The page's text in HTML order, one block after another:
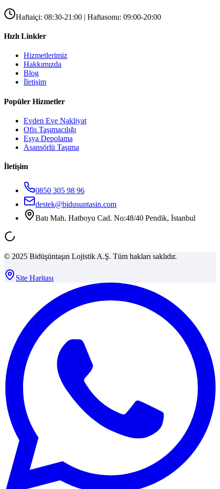
Haftaiçi: 08:30-21:00 | Haftasonu: 09:00-20:00
Hızlı Linkler
Hizmetlerimiz
Hakkımızda
Blog
İletişim
Popüler Hizmetler
Evden Eve Nakliyat
Ofis Taşımacılığı
Eşya Depolama
Asansörlü Taşıma
İletişim
0850 305 98 96
destek@bidusuntasin.com
Batı Mah. Hatboyu Cad. No:48/40 Pendik, İstanbul
© 2025 Bidüşüntaşın Lojistik A.Ş. Tüm hakları saklıdır.
Site Haritası